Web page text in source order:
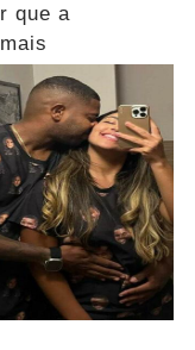
que a